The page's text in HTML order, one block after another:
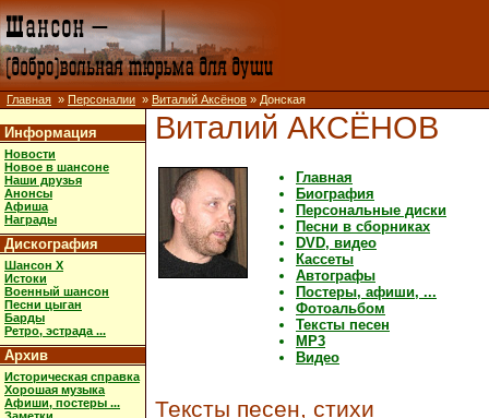
Главная » Персоналии » Виталий Аксёнов » Донская
Информация
Новости
Новое в шансоне
Наши друзья
Анонсы
Афиша
Награды
Дискография
Шансон X
Истоки
Военный шансон
Песни цыган
Барды
Ретро, эстрада ...
Архив
Историческая справка
Хорошая музыка
Афиши, постеры ...
Виталий АКСЁНОВ
Главная
Биография
Персональные диски
Песни в сборниках
DVD, видео
Кассеты
Автографы
Постеры, афиши, ...
Фотоальбом
Тексты песен
MP3
Видео
Тексты песен, стихи